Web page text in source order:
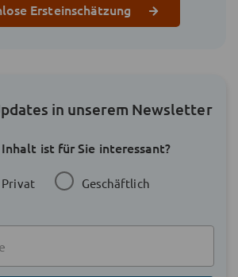
Ersteinschätzung
in unserem Newsletter
ist für Sie interessant?
Privat Geschäftlich